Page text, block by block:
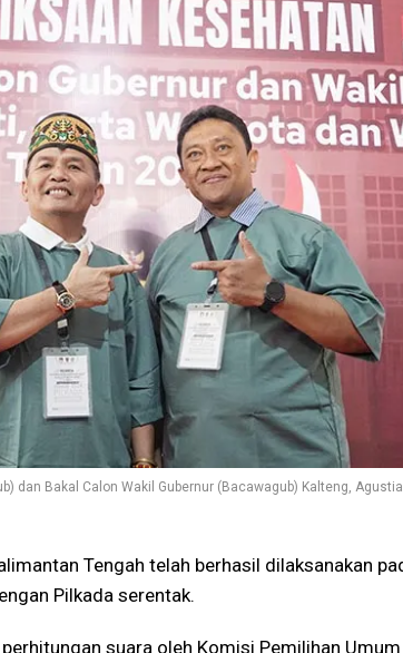
dan Bakal Calon Wakil Gubernur (Bacawagub) Kalteng,
Tengah telah berhasil dilaksanakan
Pilkada serentak.
suara oleh Komisi Pemilihan Umum